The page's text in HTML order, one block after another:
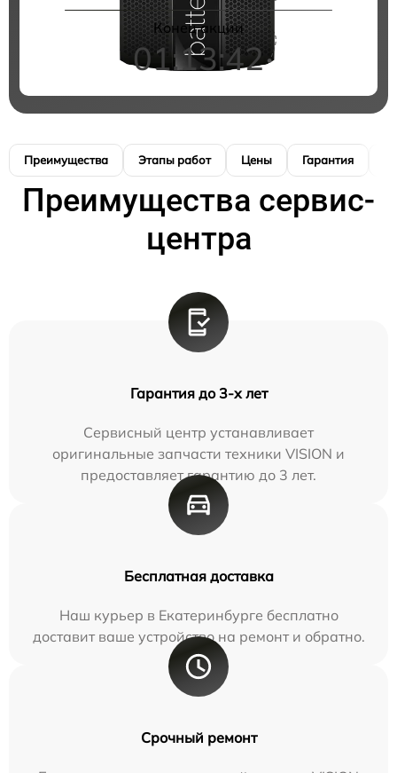
Конец акции
01:13:41
Преимущества Этапы работ Цены Гарантия
Преимущества сервис-
центра
Гарантия до 3-х лет
Сервисный центр устанавливает
оригинальные запчасти техники VISION и
предоставляет гарантию до 3 лет.
Бесплатная доставка
Наш курьер в Екатеринбурге бесплатно
доставит ваше устройство на ремонт и обратно.
Срочный ремонт